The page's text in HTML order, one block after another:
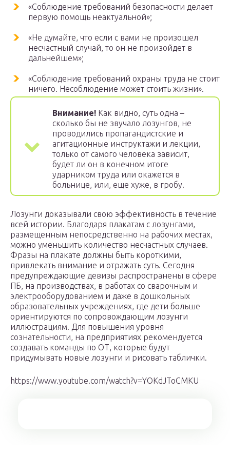
«Соблюдение требований безопасности делает
первую помощь неактуальной»;
«Не думайте, что если с вами не произошел
несчастный случай, то он не произойдет в
дальнейшем»;
«Соблюдение требований охраны труда не стоит
ничего. Несоблюдение может стоить жизни».
Внимание! Как видно, суть одна –
сколько бы не звучало лозунгов, не
проводились пропагандистские и
агитационные инструктажи и лекции,
только от самого человека зависит,
будет ли он в конечном итоге
ударником труда или окажется в
больнице, или, еще хуже, в гробу.
Лозунги доказывали свою эффективность в течение
всей истории. Благодаря плакатам с лозунгами,
размещенным непосредственно на рабочих местах,
можно уменьшить количество несчастных случаев.
Фразы на плакате должны быть короткими,
привлекать внимание и отражать суть. Сегодня
предупреждающие девизы распространены в сфере
ПБ, на производствах, в работах со сварочным и
электрооборудованием и даже в дошкольных
образовательных учреждениях, где дети больше
ориентируются по сопровождающим лозунги
иллюстрациям. Для повышения уровня
сознательности, на предприятиях рекомендуется
создавать команды по ОТ, которые будут
придумывать новые лозунги и рисовать таблички.
https://www.youtube.com/watch?v=YOKdJToCMKU